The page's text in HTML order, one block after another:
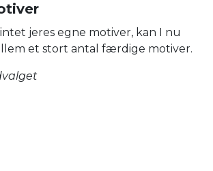
jeres egne motiver, kan I nu
et stort antal færdige motiver.